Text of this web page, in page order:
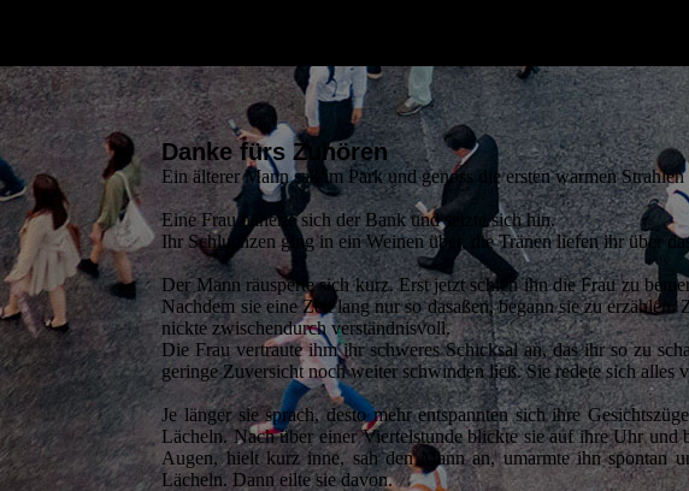
Danke fürs Zuhören
Ein älterer Mann saß im Park und genoss die ersten warmen
Eine Frau näherte sich der Bank und setzte sich hin.
Ihr Schluchzen ging in ein Weinen über, die Tränen liefen ihr über
Der Mann räusperte sich kurz. Erst jetzt schien ihn die Frau zu
Nachdem sie eine Zeit lang nur so dasaßen, begann sie zu
nickte zwischendurch verständnisvoll.
Die Frau vertraute ihm ihr schweres Schicksal an, das ihr so zu
geringe Zuversicht noch weiter schwinden ließ. Sie redete sich alles
Je länger sie sprach, desto mehr entspannten sich ihre
Lächeln. Nach über einer Viertelstunde blickte sie auf ihre Uhr und
Augen, hielt kurz inne, sah den Mann an, umarmte ihn spontan
Lächeln. Dann eilte sie davon.